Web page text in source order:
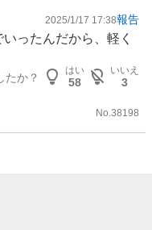
2025/1/17 17:38報告
ったんだから、軽く
たか？
はい
58
いいえ
3
No.38198